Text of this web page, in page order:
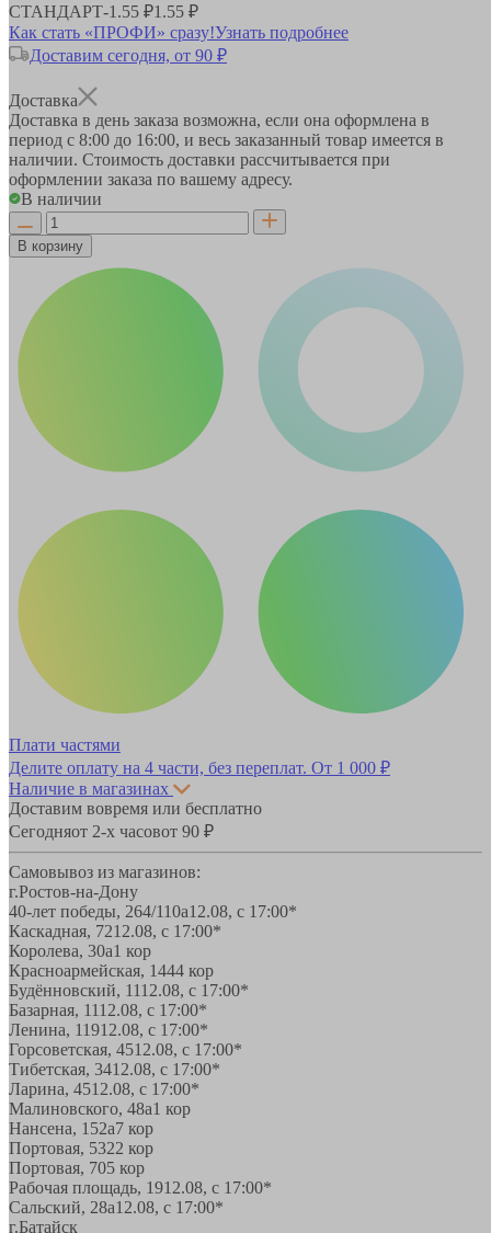
СТАНДАРТ-1.55 ₽1.55 ₽
Как стать «ПРОФИ» сразу!Узнать подробнее
Доставим сегодня, от 90 ₽
Доставка
Доставка в день заказа возможна, если она оформлена в
период с 8:00 до 16:00, и весь заказанный товар имеется в
наличии. Стоимость доставки рассчитывается при
оформлении заказа по вашему адресу.
В наличии
В корзину
Плати частями
Делите оплату на 4 части, без переплат. От 1 000 ₽
Наличие в магазинах
Доставим вовремя или бесплатно
Сегодняот 2-х часовот 90 ₽
Самовывоз из магазинов:
г.Ростов-на-Дону
40-лет победы, 264/110а12.08, с 17:00*
Каскадная, 7212.08, с 17:00*
Королева, 30а1 кор
Красноармейская, 1444 кор
Будённовский, 1112.08, с 17:00*
Базарная, 1112.08, с 17:00*
Ленина, 11912.08, с 17:00*
Горсоветская, 4512.08, с 17:00*
Тибетская, 3412.08, с 17:00*
Ларина, 4512.08, с 17:00*
Малиновского, 48а1 кор
Нансена, 152а7 кор
Портовая, 5322 кор
Портовая, 705 кор
Рабочая площадь, 1912.08, с 17:00*
Сальский, 28a12.08, с 17:00*
г.Батайск